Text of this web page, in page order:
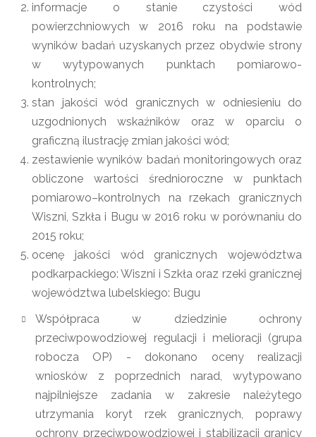
informacje o stanie czystości wód
powierzchniowych w 2016 roku na podstawie
wyników badań uzyskanych przez obydwie strony
w wytypowanych punktach pomiarowo-
kontrolnych;
stan jakości wód granicznych w odniesieniu do
uzgodnionych wskaźników oraz w oparciu o
graficzną ilustrację zmian jakości wód;
zestawienie wyników badań monitoringowych oraz
obliczone wartości średnioroczne w punktach
pomiarowo–kontrolnych na rzekach granicznych
Wiszni, Szkła i Bugu w 2016 roku w porównaniu do
2015 roku;
ocenę jakości wód granicznych województwa
podkarpackiego: Wiszni i Szkła oraz rzeki granicznej
województwa lubelskiego: Bugu
Współpraca w dziedzinie ochrony
przeciwpowodziowej regulacji i melioracji (grupa
robocza OP) - dokonano oceny realizacji
wniosków z poprzednich narad, wytypowano
najpilniejsze zadania w zakresie należytego
utrzymania koryt rzek granicznych, poprawy
ochrony przeciwpowodziowej i stabilizacji granicy